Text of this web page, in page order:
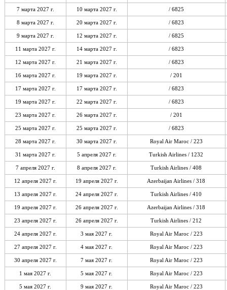
7 марта 2027 г. 10 марта 2027 г. / 6825
8 марта 2027 г. 20 марта 2027 г. / 6823
9 марта 2027 г. 12 марта 2027 г. / 6825
11 марта 2027 г. 14 марта 2027 г. / 6823
12 марта 2027 г. 21 марта 2027 г. / 6823
16 марта 2027 г. 19 марта 2027 г. / 201
17 марта 2027 г. 17 марта 2027 г. / 6823
19 марта 2027 г. 22 марта 2027 г. / 6823
23 марта 2027 г. 26 марта 2027 г. / 201
25 марта 2027 г. 25 марта 2027 г. / 6823
28 марта 2027 г. 30 марта 2027 г. Royal Air Maroc / 223
31 марта 2027 г. 5 апреля 2027 г. Turkish Airlines / 1232
7 апреля 2027 г. 8 апреля 2027 г. Turkish Airlines / 408
12 апреля 2027 г. 19 апреля 2027 г. Azerbaijan Airlines / 318
13 апреля 2027 г. 24 апреля 2027 г. Turkish Airlines / 410
19 апреля 2027 г. 26 апреля 2027 г. Azerbaijan Airlines / 318
23 апреля 2027 г. 26 апреля 2027 г. Turkish Airlines / 212
24 апреля 2027 г. 3 мая 2027 г. Royal Air Maroc / 223
27 апреля 2027 г. 4 мая 2027 г. Royal Air Maroc / 223
30 апреля 2027 г. 7 мая 2027 г. Royal Air Maroc / 223
1 мая 2027 г. 5 мая 2027 г. Royal Air Maroc / 223
5 мая 2027 г. 9 мая 2027 г. Royal Air Maroc / 223